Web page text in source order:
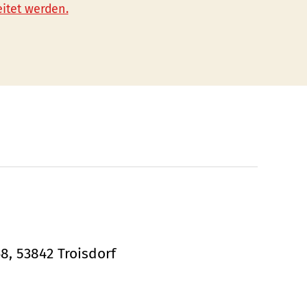
werden.
53842 Troisdorf